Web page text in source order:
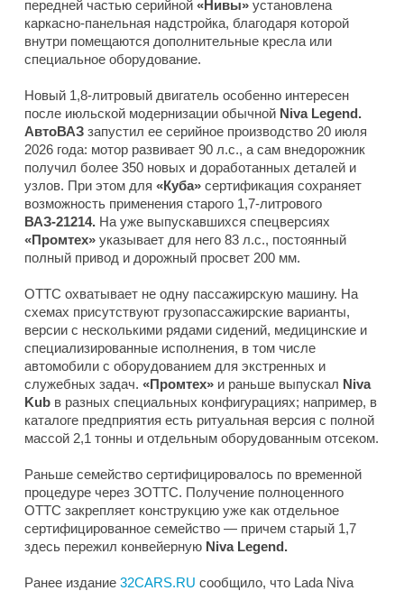
передней частью серийной «Нивы» установлена
каркасно-панельная надстройка, благодаря которой
внутри помещаются дополнительные кресла или
специальное оборудование.
Новый 1,8-литровый двигатель особенно интересен
после июльской модернизации обычной Niva Legend.
АвтоВАЗ запустил ее серийное производство 20 июля
2026 года: мотор развивает 90 л.с., а сам внедорожник
получил более 350 новых и доработанных деталей и
узлов. При этом для «Куба» сертификация сохраняет
возможность применения старого 1,7-литрового
ВАЗ-21214. На уже выпускавшихся спецверсиях
«Промтех» указывает для него 83 л.с., постоянный
полный привод и дорожный просвет 200 мм.
ОТТС охватывает не одну пассажирскую машину. На
схемах присутствуют грузопассажирские варианты,
версии с несколькими рядами сидений, медицинские и
специализированные исполнения, в том числе
автомобили с оборудованием для экстренных и
служебных задач. «Промтех» и раньше выпускал Niva
Kub в разных специальных конфигурациях; например, в
каталоге предприятия есть ритуальная версия с полной
массой 2,1 тонны и отдельным оборудованным отсеком.
Раньше семейство сертифицировалось по временной
процедуре через ЗОТТС. Получение полноценного
ОТТС закрепляет конструкцию уже как отдельное
сертифицированное семейство — причем старый 1,7
здесь пережил конвейерную Niva Legend.
Ранее издание 32CARS.RU сообщило, что Lada Niva